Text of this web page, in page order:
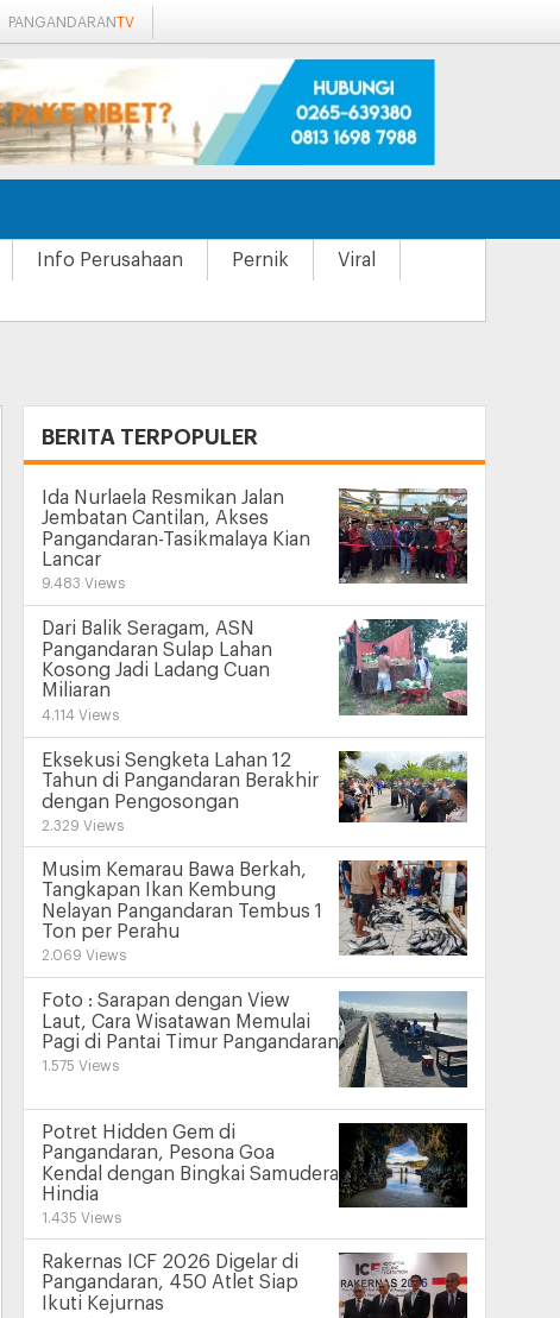
PANGANDARANTV
Info Perusahaan Pernik Viral
BERITA TERPOPULER
Ida Nurlaela Resmikan Jalan
Jembatan Cantilan, Akses
Pangandaran-Tasikmalaya Kian
Lancar
9.483 Views
Dari Balik Seragam, ASN
Pangandaran Sulap Lahan
Kosong Jadi Ladang Cuan
Miliaran
4.114 Views
Eksekusi Sengketa Lahan 12
Tahun di Pangandaran Berakhir
dengan Pengosongan
2.329 Views
Musim Kemarau Bawa Berkah,
Tangkapan Ikan Kembung
Nelayan Pangandaran Tembus 1
Ton per Perahu
2.069 Views
Foto : Sarapan dengan View
Laut, Cara Wisatawan Memulai
Pagi di Pantai Timur Pangandaran
1.575 Views
Potret Hidden Gem di
Pangandaran, Pesona Goa
Kendal dengan Bingkai Samudera
Hindia
1.435 Views
Rakernas ICF 2026 Digelar di
Pangandaran, 450 Atlet Siap
Ikuti Kejurnas